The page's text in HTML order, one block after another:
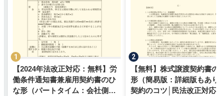
【2024年法改正対応：無料】労
働条件通知書兼雇用契約書のひ
な形（パートタイム：会社側有
【無料】株式譲渡契約書
形（簡易版：詳細版もあ
契約のコツ│民法改正対応